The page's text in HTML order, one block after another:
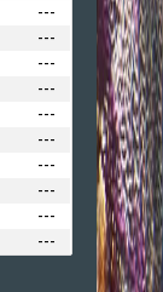
---
---
---
---
---
---
---
---
---
---